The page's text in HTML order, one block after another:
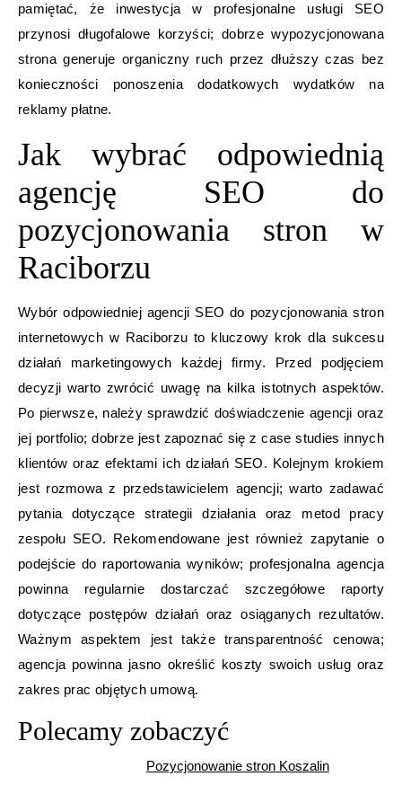
pamiętać, że inwestycja w profesjonalne usługi SEO
przynosi długofalowe korzyści; dobrze wypozycjonowana
strona generuje organiczny ruch przez dłuższy czas bez
konieczności ponoszenia dodatkowych wydatków na
reklamy płatne.
Jak wybrać odpowiednią
agencję SEO do
pozycjonowania stron w
Raciborzu
Wybór odpowiedniej agencji SEO do pozycjonowania stron
internetowych w Raciborzu to kluczowy krok dla sukcesu
działań marketingowych każdej firmy. Przed podjęciem
decyzji warto zwrócić uwagę na kilka istotnych aspektów.
Po pierwsze, należy sprawdzić doświadczenie agencji oraz
jej portfolio; dobrze jest zapoznać się z case studies innych
klientów oraz efektami ich działań SEO. Kolejnym krokiem
jest rozmowa z przedstawicielem agencji; warto zadawać
pytania dotyczące strategii działania oraz metod pracy
zespołu SEO. Rekomendowane jest również zapytanie o
podejście do raportowania wyników; profesjonalna agencja
powinna regularnie dostarczać szczegółowe raporty
dotyczące postępów działań oraz osiąganych rezultatów.
Ważnym aspektem jest także transparentność cenowa;
agencja powinna jasno określić koszty swoich usług oraz
zakres prac objętych umową.
Polecamy zobaczyć
Pozycjonowanie stron Koszalin